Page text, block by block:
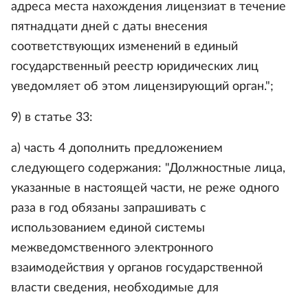
адреса места нахождения лицензиат в течение
пятнадцати дней с даты внесения
соответствующих изменений в единый
государственный реестр юридических лиц
уведомляет об этом лицензирующий орган.";
9) в статье 33:
а) часть 4 дополнить предложением
следующего содержания: "Должностные лица,
указанные в настоящей части, не реже одного
раза в год обязаны запрашивать с
использованием единой системы
межведомственного электронного
взаимодействия у органов государственной
власти сведения, необходимые для